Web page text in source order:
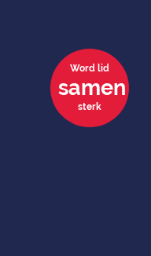
Word lid
samen
sterk